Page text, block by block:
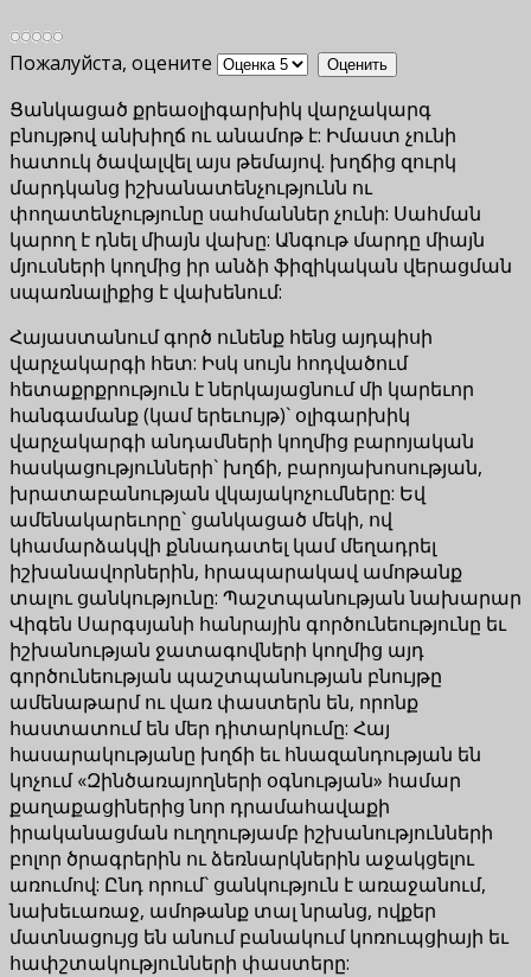
Пожалуйста, оцените
Ցանկացած քրեաօլիգարխիկ վարչակարգ
բնույթով անխիղճ ու անամոթ է: Իմաստ չունի
հատուկ ծավալվել այս թեմայով. խղճից զուրկ
մարդկանց իշխանատենչությունն ու
փողատենչությունը սահմաններ չունի: Սահման
կարող է դնել միայն վախը: Անգութ մարդը միայն
մյուսների կողմից իր անձի ֆիզիկական վերացման
սպառնալիքից է վախենում:
Հայաստանում գործ ունենք հենց այդպիսի
վարչակարգի հետ: Իսկ սույն հոդվածում
հետաքրքրություն է ներկայացնում մի կարեւոր
հանգամանք (կամ երեւույթ)` օլիգարխիկ
վարչակարգի անդամների կողմից բարոյական
հասկացությունների` խղճի, բարոյախոսության,
խրատաբանության վկայակոչումները: Եվ
ամենակարեւորը` ցանկացած մեկի, ով
կհամարձակվի քննադատել կամ մեղադրել
իշխանավորներին, հրապարակավ ամոթանք
տալու ցանկությունը: Պաշտպանության նախարար
Վիգեն Սարգսյանի հանրային գործունեությունը եւ
իշխանության ջատագովների կողմից այդ
գործունեության պաշտպանության բնույթը
ամենաթարմ ու վառ փաստերն են, որոնք
հաստատում են մեր դիտարկումը: Հայ
հասարակությանը խղճի եւ հնազանդության են
կոչում «Զինծառայողների օգնության» համար
քաղաքացիներից նոր դրամահավաքի
իրականացման ուղղությամբ իշխանությունների
բոլոր ծրագրերին ու ձեռնարկներին աջակցելու
առումով: Ընդ որում` ցանկություն է առաջանում,
նախեւառաջ, ամոթանք տալ նրանց, ովքեր
մատնացույց են անում բանակում կոռուպցիայի եւ
հափշտակությունների փաստերը: